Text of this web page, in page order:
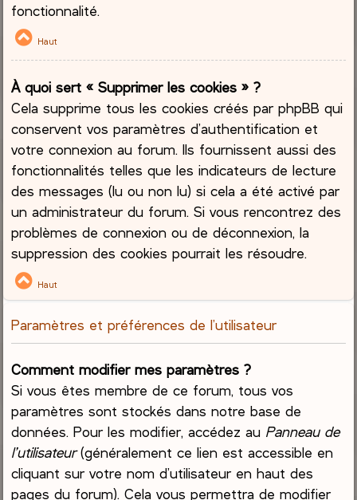
fonctionnalité.
Haut
À quoi sert « Supprimer les cookies » ?
Cela supprime tous les cookies créés par phpBB qui
conservent vos paramètres d’authentification et
votre connexion au forum. Ils fournissent aussi des
fonctionnalités telles que les indicateurs de lecture
des messages (lu ou non lu) si cela a été activé par
un administrateur du forum. Si vous rencontrez des
problèmes de connexion ou de déconnexion, la
suppression des cookies pourrait les résoudre.
Haut
Paramètres et préférences de l’utilisateur
Comment modifier mes paramètres ?
Si vous êtes membre de ce forum, tous vos
paramètres sont stockés dans notre base de
données. Pour les modifier, accédez au Panneau de
l’utilisateur(généralement ce lien est accessible en
cliquant sur votre nom d’utilisateur en haut des
pages du forum). Cela vous permettra de modifier